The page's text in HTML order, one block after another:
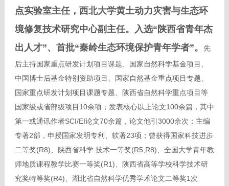
点实验室主任， 西北大学黄土动力灾害与生态环
境修复技术研究中心副主任。入选“陕西省青年杰
出人才”、首批“秦岭生态环境保护青年学者”。
先
后主持国家重点研发计划项目课题、
国家自然科学基金项目、
中国博士后基金特别资助项目、国家自然基金重点项目专题、
国家重点研发计划项目课题专题、陕西省自然科学重点项目等
国家级或省部级项目10余项；发表核心以上论文100余篇，其中
第一或通讯作者SCI/EI论文70余篇，论文他引3000余次；主编
专著2部，申授国家发明专利、软著23项；曾获得国家科技进步
二等奖(R8)、陕西省科学 技术一等奖(R5, R8)、全国大学青年教
师地质课程教学比赛一等奖(R1)、陕西省高等学校科学技术研
究奖特等奖(R4)、湖北省自然科学优秀学术论文二等奖1次